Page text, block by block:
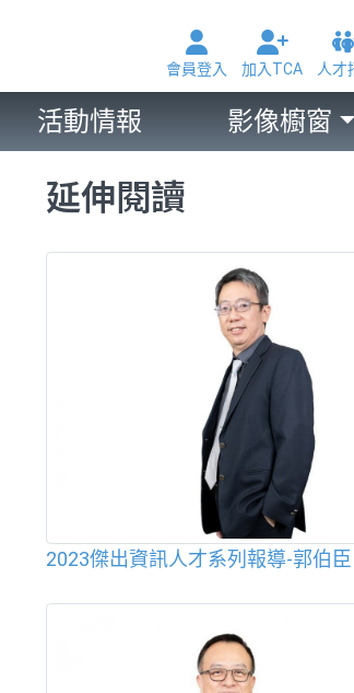
會員登入 加入TCA 人才
活動情報 影像櫥窗
延伸閱讀
2023傑出資訊人才系列報導-郭伯臣